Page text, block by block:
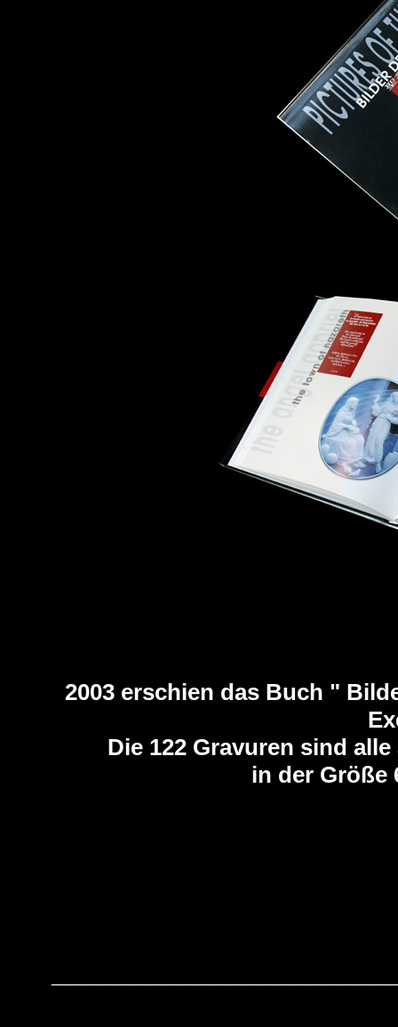
2003 erschien das Buch "
Die 122 Gravuren sind
in der Größe